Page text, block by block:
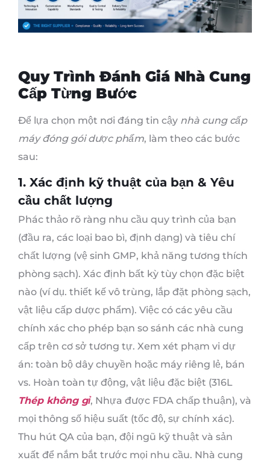
Quy Trình Đánh Giá Nhà Cung
Cấp Từng Bước
Để lựa chọn một nơi đáng tin cậy nhà cung cấp
máy đóng gói dược phẩm, làm theo các bước
sau:
1. Xác định kỹ thuật của bạn & Yêu
cầu chất lượng
Phác thảo rõ ràng nhu cầu quy trình của bạn
(đầu ra, các loại bao bì, định dạng) và tiêu chí
chất lượng (vệ sinh GMP, khả năng tương thích
phòng sạch). Xác định bất kỳ tùy chọn đặc biệt
nào (ví dụ. thiết kế vô trùng, lắp đặt phòng sạch,
vật liệu cấp dược phẩm). Việc có các yêu cầu
chính xác cho phép bạn so sánh các nhà cung
cấp trên cơ sở tương tự. Xem xét phạm vi dự
án: toàn bộ dây chuyền hoặc máy riêng lẻ, bán
vs. Hoàn toàn tự động, vật liệu đặc biệt (316L
Thép không gỉ, Nhựa được FDA chấp thuận), và
mọi thông số hiệu suất (tốc độ, sự chính xác).
Thu hút QA của bạn, đội ngũ kỹ thuật và sản
xuất để nắm bắt trước mọi nhu cầu. Nhà cung